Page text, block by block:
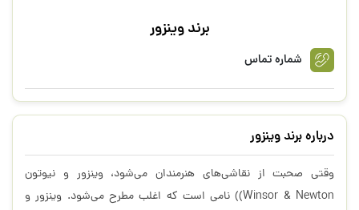
برند وینزور
شماره تماس
درباره برند وینزور
وقتی صحبت از نقاشی‌های هنرمندان می‌شود، وینزور‌ و نیوتون
Winsor & Newton)) نامی است که اغلب مطرح می‌شود. وینزور و